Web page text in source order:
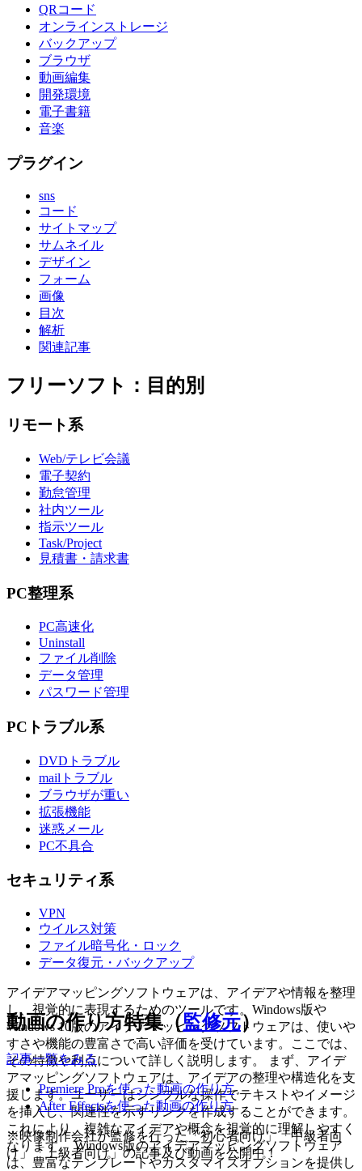
QRコード
オンラインストレージ
バックアップ
ブラウザ
動画編集
開発環境
電子書籍
音楽
プラグイン
sns
コード
サイトマップ
サムネイル
デザイン
フォーム
画像
目次
解析
関連記事
フリーソフト：目的別
リモート系
Web/テレビ会議
電子契約
勤怠管理
社内ツール
指示ツール
Task/Project
見積書・請求書
PC整理系
PC高速化
Uninstall
ファイル削除
データ管理
パスワード管理
PCトラブル系
DVDトラブル
mailトラブル
ブラウザが重い
拡張機能
迷惑メール
PC不具合
セキュリティ系
VPN
ウイルス対策
ファイル暗号化・ロック
データ復元・バックアップ
アイデアマッピングソフトウェアは、アイデアや情報を整理
し、視覚的に表現するためのツールです。Windows版や
Windows 10版のアイデアマッピングソフトウェアは、使いや
すさや機能の豊富さで高い評価を受けています。ここでは、
その特徴や利点について詳しく説明します。 まず、アイデ
アマッピングソフトウェアは、アイデアの整理や構造化を支
援します。ユーザーはシンプルな操作でテキストやイメージ
を挿入し、関連性を示すリンクを作成することができます。
これにより、複雑なアイデアや概念を視覚的に理解しやすく
なります。 Windows版のアイデアマッピングソフトウェア
は、豊富なテンプレートやカスタマイズオプションを提供し
動画の作り方特集（監修元）
記事一覧をみる
Premiere Proを使った動画の作り方
After Effectsを使った動画の作り方
※映像制作会社が監修を行った「初心者向け」「中級者向
け」「上級者向け」の記事及び動画を公開中！